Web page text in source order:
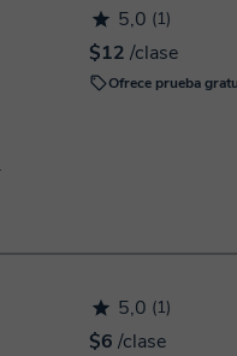
5,0 (1)
$12 /clase
Ofrece prueba
5,0 (1)
$6 /clase